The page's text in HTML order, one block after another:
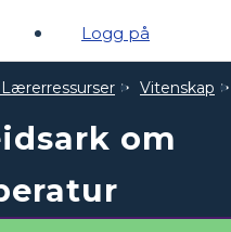
Logg på
Vitenskap
om